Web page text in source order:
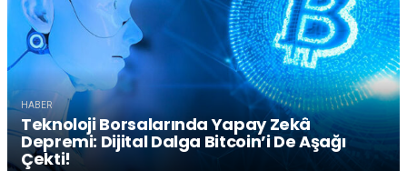
HABER
Teknoloji Borsalarında Yapay Zekâ
Depremi: Dijital Dalga Bitcoin’i De Aşağı
Çekti!